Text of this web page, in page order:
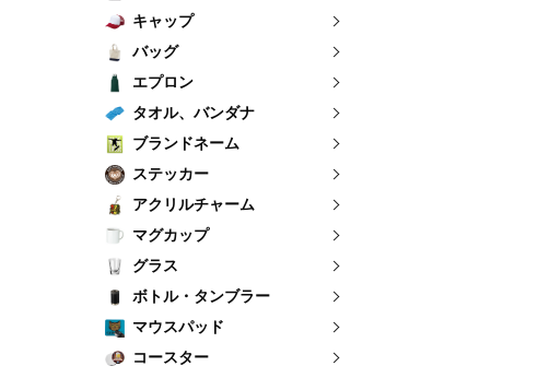
キャップ
バッグ
エプロン
タオル、バンダナ
ブランドネーム
ステッカー
アクリルチャーム
マグカップ
グラス
ボトル・タンブラー
マウスパッド
コースター